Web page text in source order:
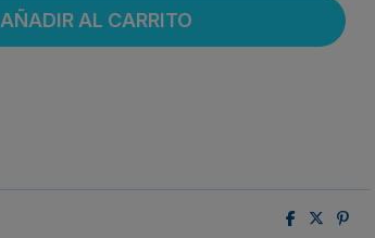
AÑADIR AL CARRITO